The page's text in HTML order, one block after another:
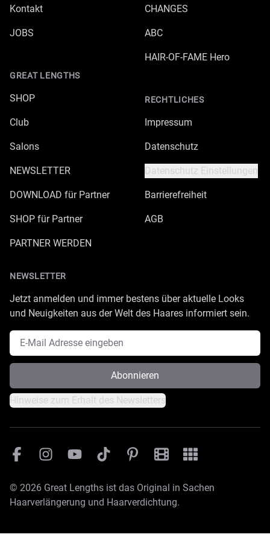
Kontakt
JOBS
GREAT LENGTHS
SHOP
Club
Salons
NEWSLETTER
DOWNLOAD für Partner
SHOP für Partner
PARTNER WERDEN
CHANGES
ABC
HAIR-OF-FAME Hero
RECHTLICHES
Impressum
Datenschutz
Datenschutz Einstellungen
Barrierefreiheit
AGB
NEWSLETTER
Jetzt anmelden und immer bestens über aktuelle Looks
und Neuigkeiten aus der Welt des Haares informiert sein.
E-Mail Adresse
Abonnieren
Hinweise zum Erhalt des Newsletters
FacebookInstagramYouTubeTikTok PinterestGreat Lengths
Great Lengths -
© 2026 Great Lengths ist das Original in Sachen
Haarverlängerung und Haarverdichtung.